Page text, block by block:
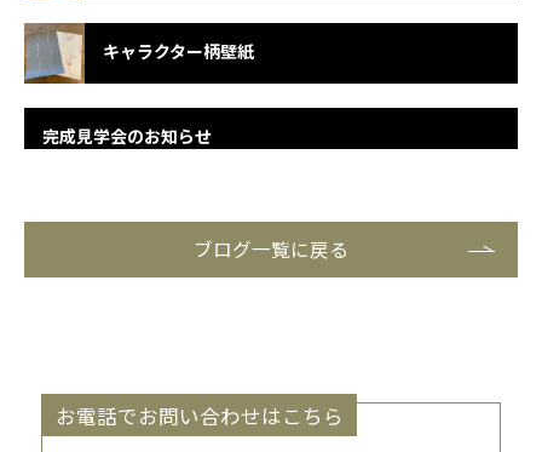
キャラクター柄壁紙
完成見学会のお知らせ
ブログ一覧に戻る
お電話でお問い合わせはこちら